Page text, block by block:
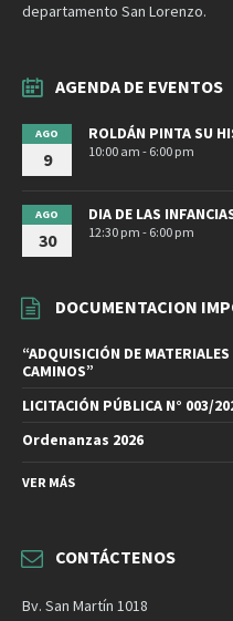
departamento San Lorenzo.
AGENDA DE EVENTOS
AGO
9
ROLDÁN PINTA SU
10:00 am - 6:00 pm
AGO
30
DIA DE LAS
12:30 pm - 6:00 pm
DOCUMENTACION
“ADQUISICIÓN DE
CAMINOS”
LICITACIÓN PÚBLICA N° 003/
Ordenanzas 2026
VER MÁS
CONTÁCTENOS
Bv. San Martín 1018